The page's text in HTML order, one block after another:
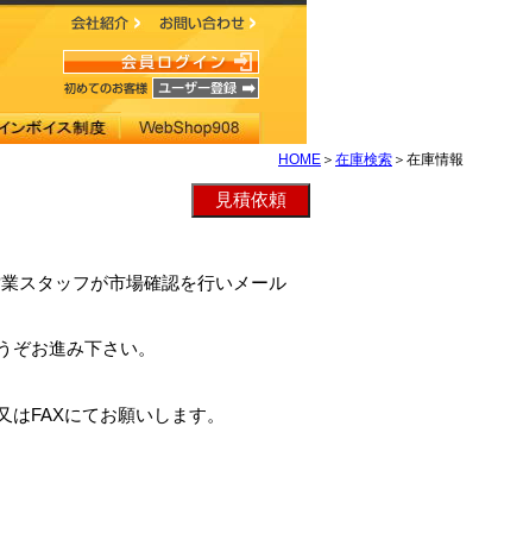
HOME ＞ 在庫検索 ＞在庫情報
スタッフが市場確認を行いメール
お進み下さい。
FAXにてお願いします。